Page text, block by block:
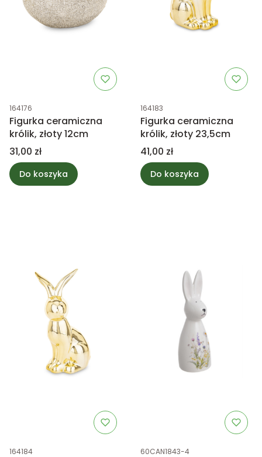
Kod produktu
164176
Figurka ceramiczna
królik, złoty 12cm
Cena
31,00 zł
Do koszyka
Kod produktu
164183
Figurka ceramiczna
królik, złoty 23,5cm
Cena
41,00 zł
Do koszyka
Kod produktu
164184 Kod produktu
60CAN1843-4